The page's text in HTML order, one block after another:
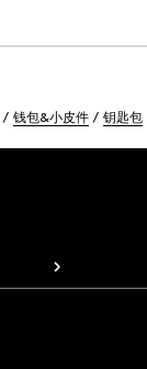
钱包&小皮件 钥匙包